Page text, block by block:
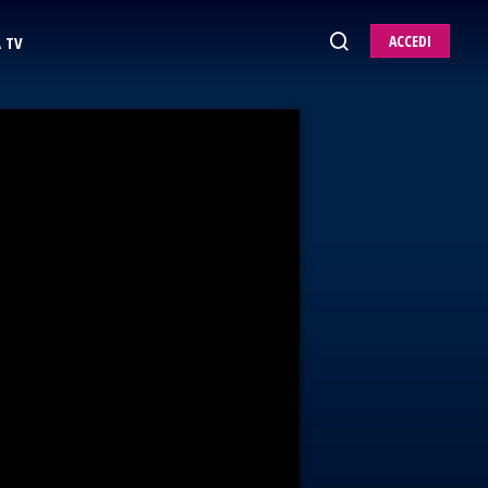
TV ACCEDI